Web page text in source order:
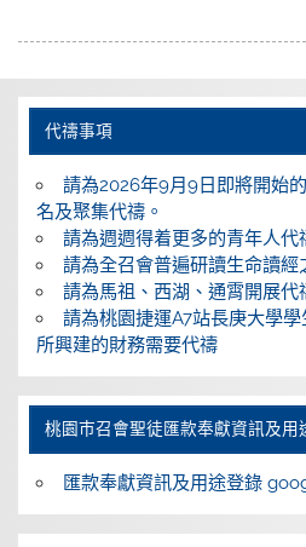
代禱事項
請為2026年9月9日即將開始
名及聚集代禱。
請為週週得着更多的青年人代
請為全召會普遍研讀生命讀經
請為馬祖、西湖、通霄開展代
請為桃園捷運A7站長庚大學
所興建的財務需要代禱
桃園巿召會聖徒匯款奉獻資訊及用
匯款奉獻資訊及用途登錄